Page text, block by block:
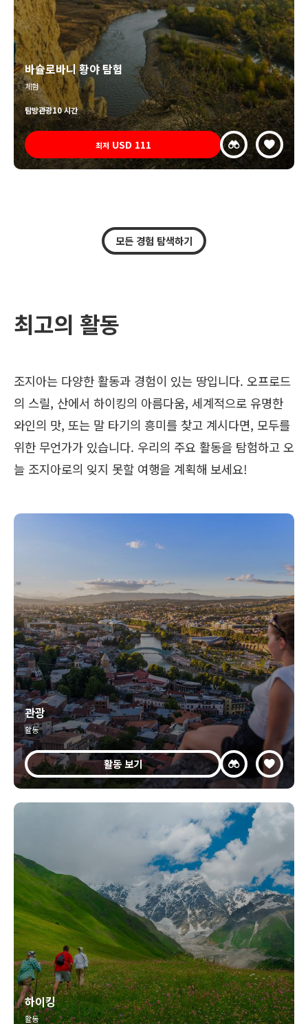
바슐로바니 황야 탐험
체험
탐방관광10 시간
최저 USD 111
모든 경험 탐색하기
최고의 활동
조지아는 다양한 활동과 경험이 있는 땅입니다. 오프로드
의 스릴, 산에서 하이킹의 아름다움, 세계적으로 유명한
와인의 맛, 또는 말 타기의 흥미를 찾고 계시다면, 모두를
위한 무언가가 있습니다. 우리의 주요 활동을 탐험하고 오
늘 조지아로의 잊지 못할 여행을 계획해 보세요!
관광
활동
활동 보기
하이킹
활동